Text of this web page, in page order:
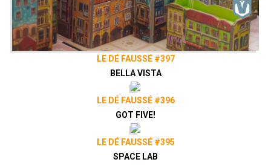
LE DÉ FAUSSÉ #397
BELLA VISTA
LE DÉ FAUSSÉ #396
GOT FIVE!
LE DÉ FAUSSÉ #395
SPACE LAB